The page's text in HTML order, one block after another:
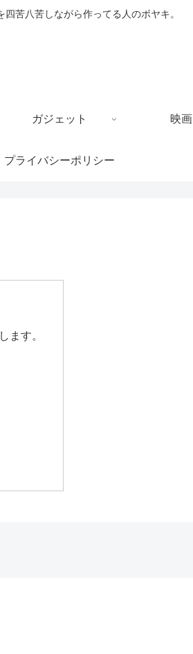
苦八苦しながら作ってる人のボヤキ。
ガジェット 映画
プライバシーポリシー
ます。